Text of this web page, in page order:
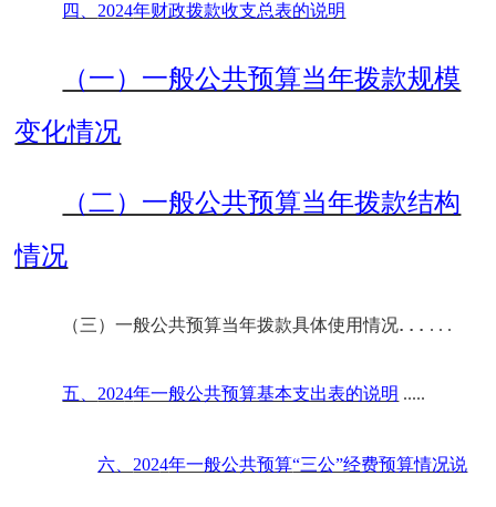
四、 2024年财政拨款收支总表的说明
（一）一般公共预算当年拨款规模
变化情况
（二）一般公共预算当年拨款结构
情况
（三）一般公共预算当年拨款具体使用情况. . . . . .
五、 2024年一般公共预算基本支出表的说明 .....
六、 2024年一般公共预算“三公”经费预算情况说